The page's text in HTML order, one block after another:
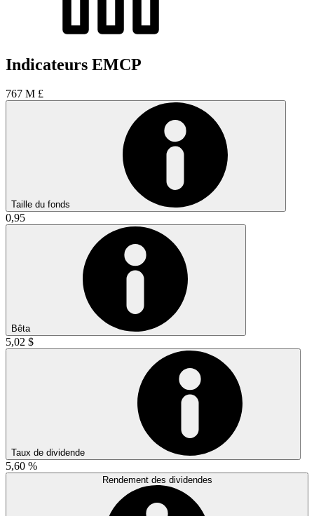
Indicateurs EMCP
767 M £
Taille du fonds
0,95
Bêta
5,02 $
Taux de dividende
5,60 %
Rendement des dividendes